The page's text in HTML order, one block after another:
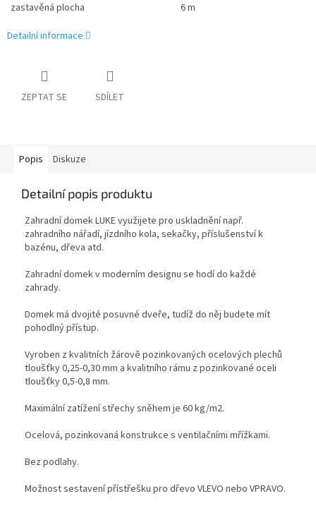
zastavěná plocha
6 m
Detailní informace
ZEPTAT SE SDÍLET
Popis Diskuze
Detailní popis produktu
Zahradní domek LUKE využijete pro uskladnění např.
zahradního nářadí, jízdního kola, sekačky, příslušenství k
bazénu, dřeva atd.
Zahradní domek v moderním designu se hodí do každé
zahrady.
Domek má dvojité posuvné dveře, tudíž do něj budete mít
pohodlný přístup.
Vyroben z kvalitních žárově pozinkovaných ocelových plechů
tloušťky 0,25-0,30 mm a kvalitního rámu z pozinkované oceli
tloušťky 0,5-0,8 mm.
Maximální zatížení střechy sněhem je 60 kg/m2.
Ocelová, pozinkovaná konstrukce s ventilačními mřížkami.
Bez podlahy.
Možnost sestavení přístřešku pro dřevo VLEVO nebo VPRAVO.